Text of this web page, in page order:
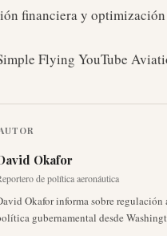
financiera y optimización
Flying YouTube
Okafor
de política aeronáutica
Okafor informa sobre regulación
gubernamental desde